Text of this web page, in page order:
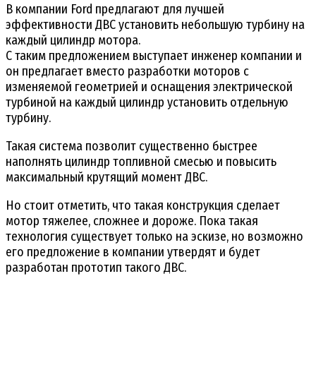
В компании Ford предлагают для лучшей
эффективности ДВС установить небольшую турбину на
каждый цилиндр мотора.
С таким предложением выступает инженер компании и
он предлагает вместо разработки моторов с
изменяемой геометрией и оснащения электрической
турбиной на каждый цилиндр установить отдельную
турбину.
Такая система позволит существенно быстрее
наполнять цилиндр топливной смесью и повысить
максимальный крутящий момент ДВС.
Но стоит отметить, что такая конструкция сделает
мотор тяжелее, сложнее и дороже. Пока такая
технология существует только на эскизе, но возможно
его предложение в компании утвердят и будет
разработан прототип такого ДВС.